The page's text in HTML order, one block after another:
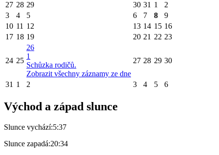
27 28 29 30 31 1
2
3
4 5 6 7 8
9
10 11 12 13 14 15 16
17 18 19 20 21 22 23
24 25
26
1
Schůzka rodičů.
Zobrazit všechny záznamy ze dne
27 28 29 30
31 1 2 3 4 5 6
Východ a západ slunce
Slunce vychází:5:37
Slunce zapadá:20:34